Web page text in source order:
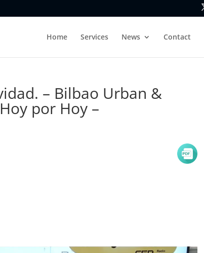
Home Services News Contact
– Bilbao Urban &
por Hoy –